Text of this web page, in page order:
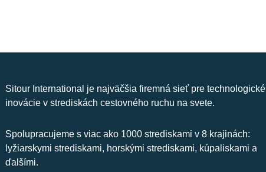
Sitour International je najväčšia firemná sieť pre technologické
inovácie v strediskách cestovného ruchu na svete.
Spolupracujeme s viac ako 1000 strediskami v 8 krajinách:
lyžiarskymi strediskami, horskými strediskami, kúpaliskami a
ďalšími.